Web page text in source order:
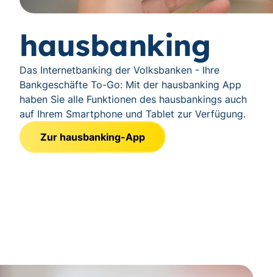
hausbanking
Das Internetbanking der Volksbanken - Ihre
Bankgeschäfte To-Go: Mit der hausbanking App
haben Sie alle Funktionen des hausbankings auch
auf Ihrem Smartphone und Tablet zur Verfügung.
Zur hausbanking-App